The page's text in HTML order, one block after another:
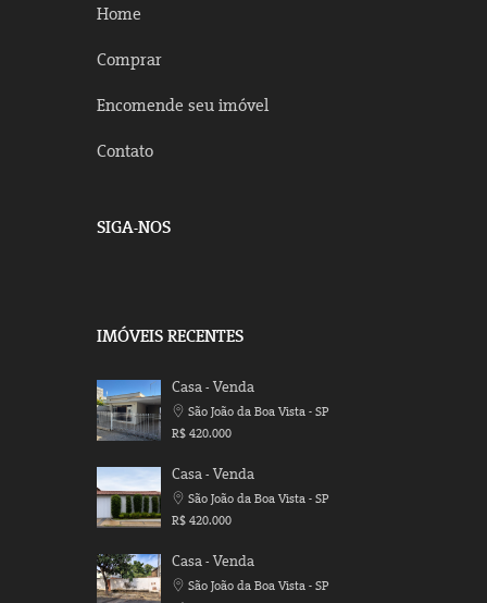
Home
Comprar
Encomende seu imóvel
Contato
SIGA-NOS
IMÓVEIS RECENTES
Casa - Venda
São João da Boa Vista - SP
R$ 420.000
Casa - Venda
São João da Boa Vista - SP
R$ 420.000
Casa - Venda
São João da Boa Vista - SP